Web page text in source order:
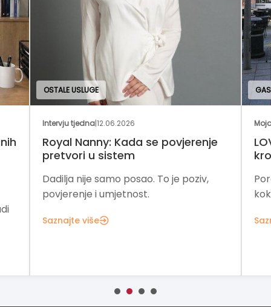
se povjerenje
posao. To je poziv,
GASTRONOMIJA I UGOSTITELJSTVO
LOV Popcorn: tradicija
Porodična tradicija koja
kokice u globalnu poslovnu